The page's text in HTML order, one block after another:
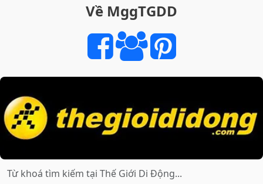
Về MggTGDD